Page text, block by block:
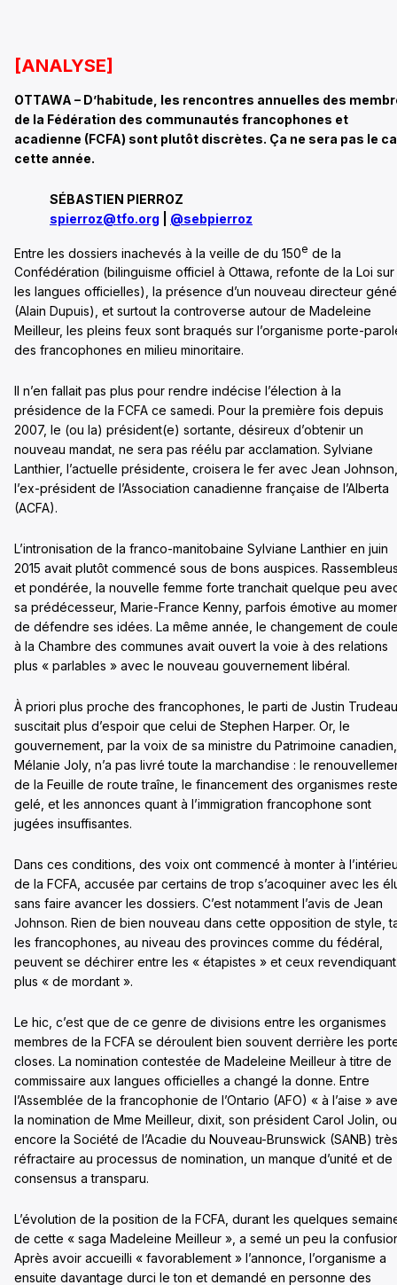
[ANALYSE]
OTTAWA – D’habitude, les rencontres annuelles des
de la Fédération des communautés francophones et
acadienne (FCFA) sont plutôt discrètes. Ça ne sera pas le
cette année.
SÉBASTIEN PIERROZ
spierroz@tfo.org
@sebpierroz
Entre les dossiers inachevés à la veille de du 150e de la
Confédération (bilinguisme officiel à Ottawa, refonte de la Loi sur
les langues officielles), la présence d’un nouveau directeur
(Alain Dupuis), et surtout la controverse autour de Madeleine
Meilleur, les pleins feux sont braqués sur l’organisme porte-
des francophones en milieu minoritaire.
Il n’en fallait pas plus pour rendre indécise l’élection à la
présidence de la FCFA ce samedi. Pour la première fois depuis
2007, le (ou la) président(e) sortante, désireux d’obtenir un
nouveau mandat, ne sera pas réélu par acclamation. Sylviane
Lanthier, l’actuelle présidente, croisera le fer avec Jean Johnson,
l’ex-président de l’Association canadienne française de l’Alberta
(ACFA).
L’intronisation de la franco-manitobaine Sylviane Lanthier en juin
2015 avait plutôt commencé sous de bons auspices.
et pondérée, la nouvelle femme forte tranchait quelque peu
sa prédécesseur, Marie-France Kenny, parfois émotive au
de défendre ses idées. La même année, le changement de
à la Chambre des communes avait ouvert la voie à des relations
plus « parlables » avec le nouveau gouvernement libéral.
À priori plus proche des francophones, le parti de Justin Trudeau
suscitait plus d’espoir que celui de Stephen Harper. Or, le
gouvernement, par la voix de sa ministre du Patrimoine canadien,
Mélanie Joly, n’a pas livré toute la marchandise : le
de la Feuille de route traîne, le financement des organismes reste
gelé, et les annonces quant à l’immigration francophone sont
jugées insuffisantes.
Dans ces conditions, des voix ont commencé à monter à
de la FCFA, accusée par certains de trop s’acoquiner avec les
sans faire avancer les dossiers. C’est notamment l’avis de Jean
Johnson. Rien de bien nouveau dans cette opposition de style,
les francophones, au niveau des provinces comme du fédéral,
peuvent se déchirer entre les « étapistes » et ceux revendiquant
plus « de mordant ».
Le hic, c’est que de ce genre de divisions entre les organismes
membres de la FCFA se déroulent bien souvent derrière les
closes. La nomination contestée de Madeleine Meilleur à titre de
commissaire aux langues officielles a changé la donne. Entre
l’Assemblée de la francophonie de l’Ontario (AFO) « à l’aise »
la nomination de Mme Meilleur, dixit, son président Carol Jolin, ou
encore la Société de l’Acadie du Nouveau-Brunswick (SANB) très
réfractaire au processus de nomination, un manque d’unité et de
consensus a transparu.
L’évolution de la position de la FCFA, durant les quelques
de cette « saga Madeleine Meilleur », a semé un peu la
Après avoir accueilli « favorablement » l’annonce, l’organisme a
ensuite davantage durci le ton et demandé en personne des